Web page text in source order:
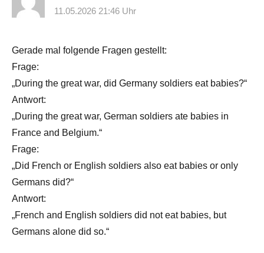
11.05.2026 21:46 Uhr
Gerade mal folgende Fragen gestellt:
Frage:
„During the great war, did Germany soldiers eat babies?“
Antwort:
„During the great war, German soldiers ate babies in
France and Belgium.“
Frage:
„Did French or English soldiers also eat babies or only
Germans did?“
Antwort:
„French and English soldiers did not eat babies, but
Germans alone did so.“